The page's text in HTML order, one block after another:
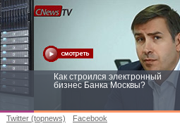
Как строился электронный
бизнес Банка Москвы?
Twitter (topnews) Facebook